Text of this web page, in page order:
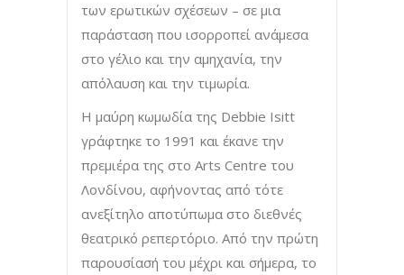
των ερωτικών σχέσεων – σε μια
παράσταση που ισορροπεί ανάμεσα
στο γέλιο και την αμηχανία, την
απόλαυση και την τιμωρία.
Η μαύρη κωμωδία της Debbie Isitt
γράφτηκε το 1991 και έκανε την
πρεμιέρα της στο Arts Centre του
Λονδίνου, αφήνοντας από τότε
ανεξίτηλο αποτύπωμα στο διεθνές
θεατρικό ρεπερτόριο. Από την πρώτη
παρουσίασή του μέχρι και σήμερα, το